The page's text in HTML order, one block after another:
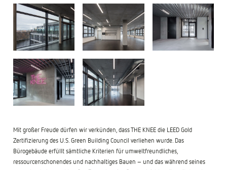
Mit großer Freude dürfen wir verkünden, dass THE KNEE die LEED Gold
Zertifizierung des U.S. Green Building Council verliehen wurde. Das
Bürogebäude erfüllt sämtliche Kriterien für umweltfreundliches,
ressourcenschonendes und nachhaltiges Bauen – und das während seines